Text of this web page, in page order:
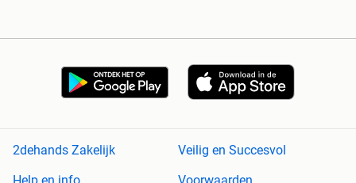
2dehands Zakelijk
Veilig en Succesvol